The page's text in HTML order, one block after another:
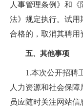
人事管理条例》和
法》规定执行。试用
合格的，取消其聘用
五、其他事项
1.本次公开招聘
人力资源和社会保
员应随时关注网站